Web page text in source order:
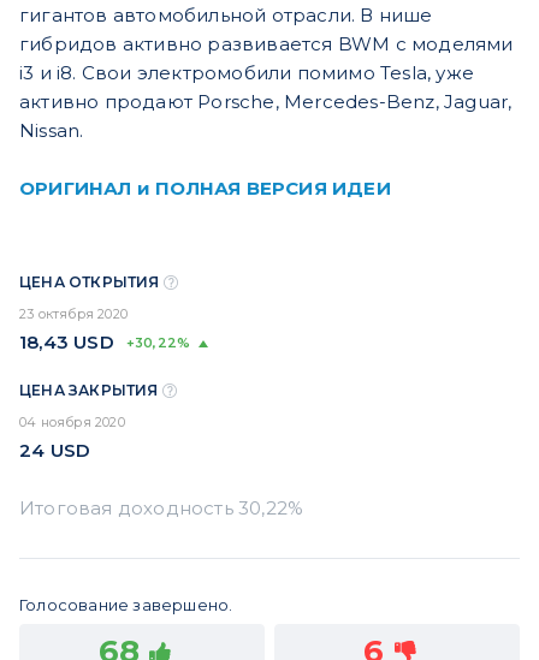
гигантов автомобильной отрасли. В нише
гибридов активно развивается BWM с моделями
i3 и i8. Свои электромобили помимо Tesla, уже
активно продают Porsche, Mercedes-Benz, Jaguar,
Nissan.
ОРИГИНАЛ и ПОЛНАЯ ВЕРСИЯ ИДЕИ
ЦЕНА ОТКРЫТИЯ
23 октября 2020
18,43 USD +30,22%
ЦЕНА ЗАКРЫТИЯ
04 ноября 2020
24 USD
Голосование завершено.
68 6